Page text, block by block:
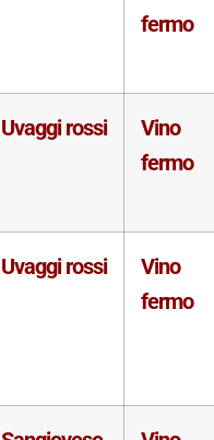
fermo
Uvaggi rossi
Vino
fermo
Uvaggi rossi
Vino
fermo